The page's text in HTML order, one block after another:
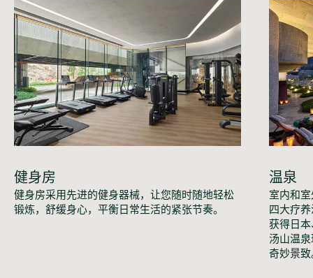
健身房
健身房采用先进的健身器械，让您随时随地轻松
锻炼，舒缓身心，平衡日常生活的紧张节奏。
温泉
室内和
四大疗
获得日
汤山温
奇妙景